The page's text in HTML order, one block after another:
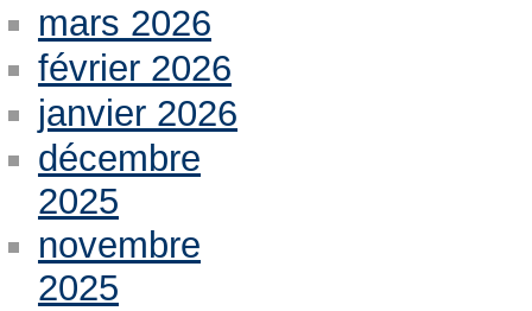
mars 2026
février 2026
janvier 2026
décembre
2025
novembre
2025